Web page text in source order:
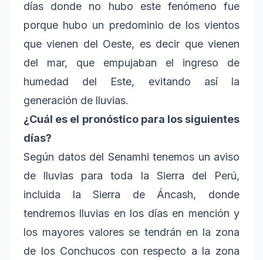
días donde no hubo este fenómeno fue
porque hubo un predominio de los vientos
que vienen del Oeste, es decir que vienen
del mar, que empujaban el ingreso de
humedad del Este, evitando así la
generación de lluvias.
¿Cuál es el pronóstico para los siguientes
días?
Según datos del Senamhi tenemos un aviso
de lluvias para toda la Sierra del Perú,
incluida la Sierra de Áncash, donde
tendremos lluvias en los días en mención y
los mayores valores se tendrán en la zona
de los Conchucos con respecto a la zona